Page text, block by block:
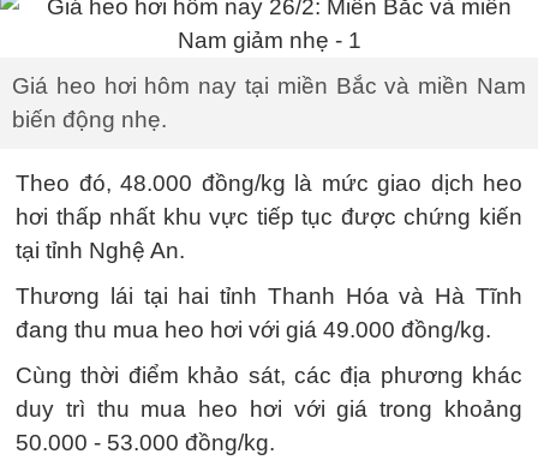
Giá heo hơi hôm nay tại miền Bắc và miền Nam
biến động nhẹ.
Theo đó, 48.000 đồng/kg là mức giao dịch heo
hơi thấp nhất khu vực tiếp tục được chứng kiến
tại tỉnh Nghệ An.
Thương lái tại hai tỉnh Thanh Hóa và Hà Tĩnh
đang thu mua heo hơi với giá 49.000 đồng/kg.
Cùng thời điểm khảo sát, các địa phương khác
duy trì thu mua heo hơi với giá trong khoảng
50.000 - 53.000 đồng/kg.